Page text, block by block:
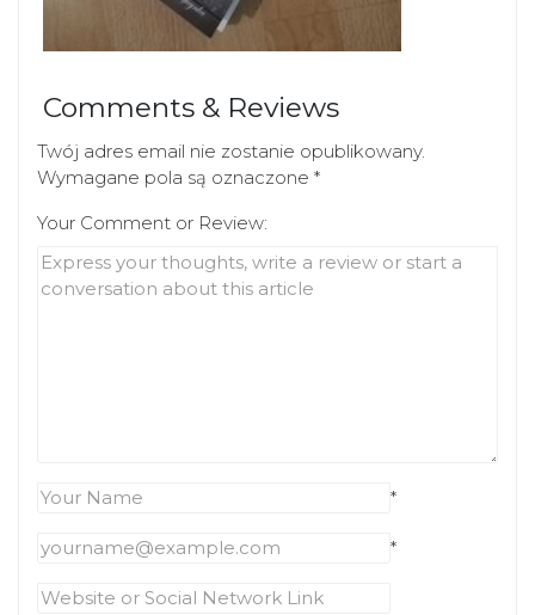
Comments & Reviews
Twój adres email nie zostanie opublikowany.
Wymagane pola są oznaczone *
Your Comment or Review:
*
*